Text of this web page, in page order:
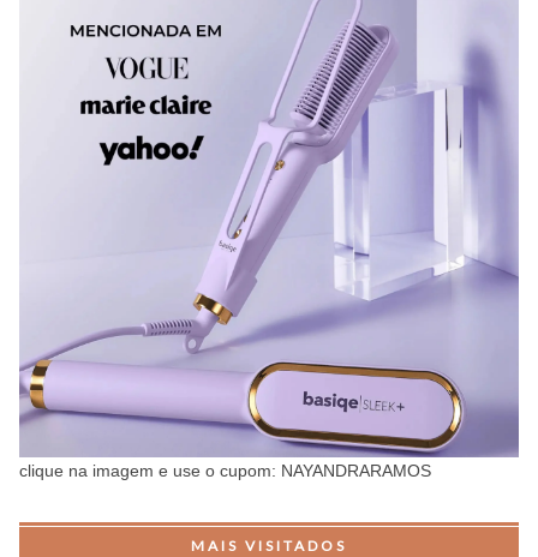
clique na imagem e use o cupom: NAYANDRARAMOS
MAIS VISITADOS